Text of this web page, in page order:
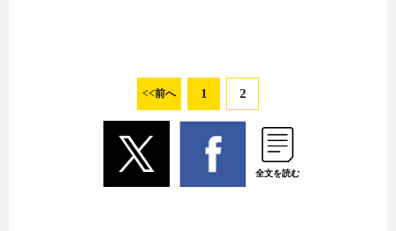
<<前へ 1 2
全文を読む